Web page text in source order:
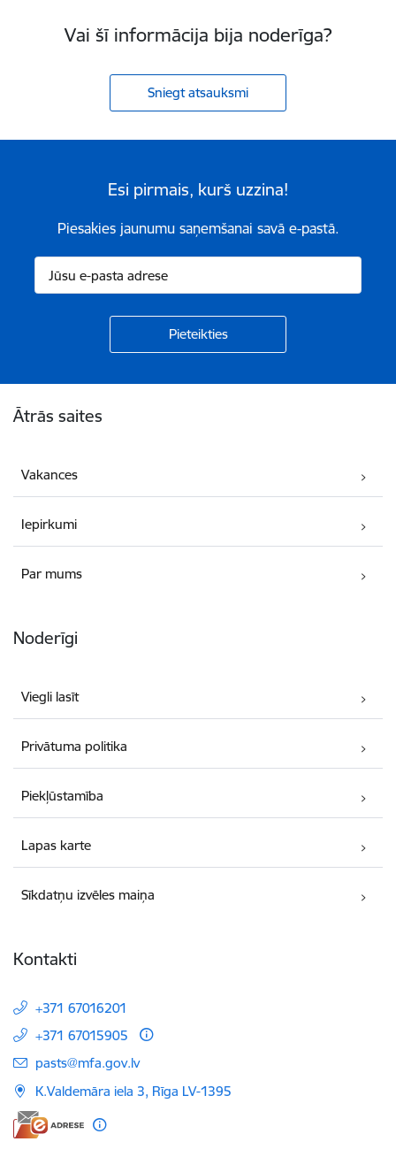
Vai šī informācija bija noderīga?
Sniegt atsauksmi
Esi pirmais, kurš uzzina!
Piesakies jaunumu saņemšanai savā e-pastā.
Ātrās saites
Vakances
Iepirkumi
Par mums
Noderīgi
Viegli lasīt
Privātuma politika
Piekļūstamība
Lapas karte
Sīkdatņu izvēles maiņa
Kontakti
+371 67016201
+371 67015905
E-pasts:
pasts@mfa.gov.lv
K.Valdemāra iela 3, Rīga LV-1395